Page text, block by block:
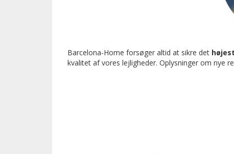
Barcelona-Home forsøger altid at sikre det
kvalitet af vores lejligheder. Oplysninger om nye